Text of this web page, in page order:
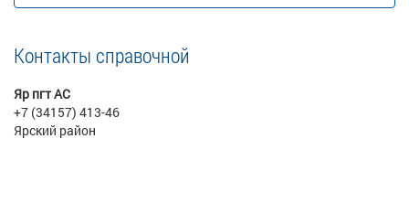
Контакты справочной
Яр пгт АС
+7 (34157) 413-46
Ярский район